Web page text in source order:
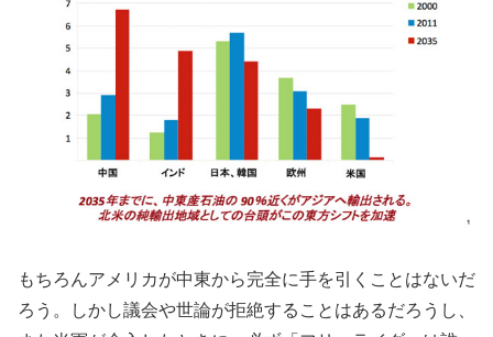
もちろんアメリカが中東から完全に手を引くことはないだ
ろう。しかし議会や世論が拒絶することはあるだろうし、